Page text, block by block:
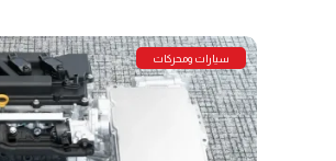
سيارات ومحركات